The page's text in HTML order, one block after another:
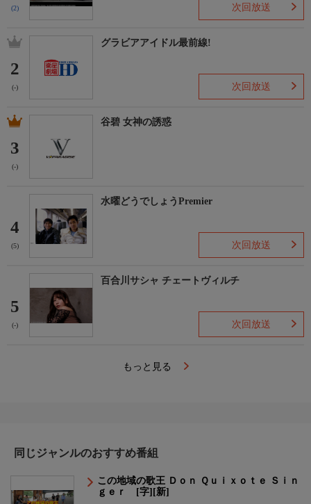
(2) 次回放送
2
(-)
グラビアアイドル最前線!
次回放送
3
(-)
谷碧 女神の誘惑
4
(5)
水曜どうでしょうPremier
次回放送
5
(-)
百合川サシャ チェートヴィルチ
次回放送
もっと見る
同じジャンルのおすすめ番組
この地域の歌王 Ｄｏｎ Ｑｕｉｘｏｔｅ Ｓｉｎ
ｇｅｒ [字][新]